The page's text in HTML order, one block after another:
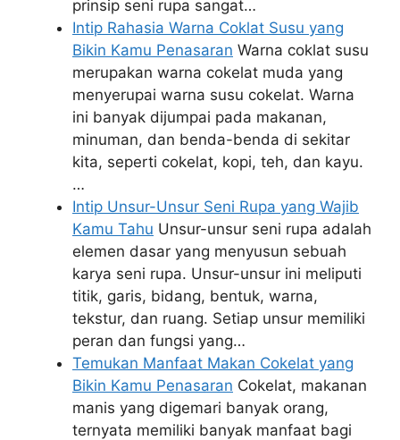
prinsip seni rupa sangat…
Intip Rahasia Warna Coklat Susu yang
Bikin Kamu Penasaran Warna coklat susu
merupakan warna cokelat muda yang
menyerupai warna susu cokelat. Warna
ini banyak dijumpai pada makanan,
minuman, dan benda-benda di sekitar
kita, seperti cokelat, kopi, teh, dan kayu.
…
Intip Unsur-Unsur Seni Rupa yang Wajib
Kamu Tahu Unsur-unsur seni rupa adalah
elemen dasar yang menyusun sebuah
karya seni rupa. Unsur-unsur ini meliputi
titik, garis, bidang, bentuk, warna,
tekstur, dan ruang. Setiap unsur memiliki
peran dan fungsi yang…
Temukan Manfaat Makan Cokelat yang
Bikin Kamu Penasaran Cokelat, makanan
manis yang digemari banyak orang,
ternyata memiliki banyak manfaat bagi